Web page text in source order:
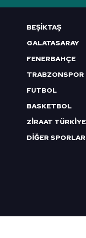
BEŞİKTAŞ
GALATASARAY
FENERBAHÇE
TRABZONSPOR
FUTBOL
BASKETBOL
DİĞER SPORLAR